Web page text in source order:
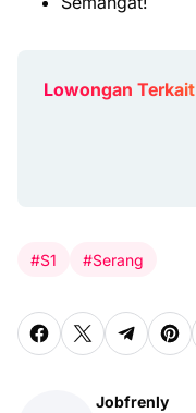
Lowongan Terkait
#S1 #Serang
Jobfrenly